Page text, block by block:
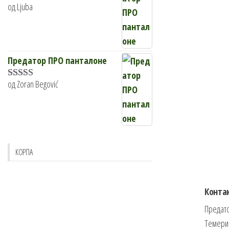
Оцењено са
од Ljuba
Предатор ПРО панталоне
Оцењено са
од Zoran Begović
КОРПА